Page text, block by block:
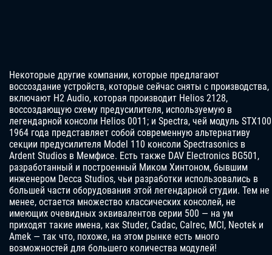
Некоторые другие компании, которые предлагают
воссоздание устройств, которые сейчас сняты с производства,
включают H2 Audio, которая производит Helios 2128,
воссоздающую схему предусилителя, используемую в
легендарной консоли Helios 0011; и Spectra, чей модуль STX100
1964 года представляет собой современную альтернативу
секции предусилителя Model 110 консоли Spectrasonics в
Ardent Studios в Мемфисе. Есть также DAV Electronics BG501,
разработанный и построенный Миком Хинтоном, бывшим
инженером Decca Studios, чьи разработки использовались в
большей части оборудования этой легендарной студии. Тем не
менее, остается множество классических консолей, не
имеющих очевидных эквивалентов серии 500 — на ум
приходят такие имена, как Studer, Cadac, Calrec, MCI, Neotek и
Amek — так что, похоже, на этом рынке есть много
возможностей для большего количества модулей!